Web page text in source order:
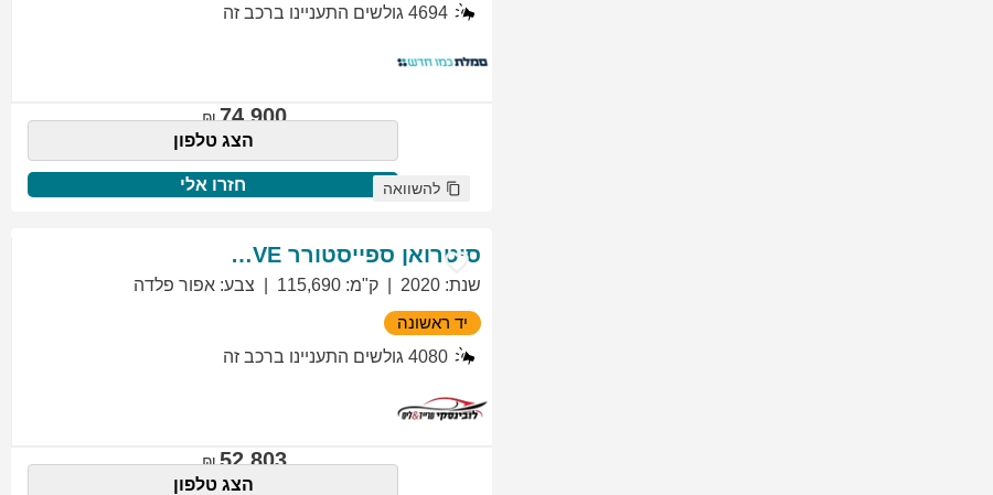
4694 גולשים התעניינו ברכב זה
74,900
הצג טלפון
חזרו אלי להשוואה
סיטרואן ספייסטורר EXCLUSIVE
שנת:
2020 ק"מ:
115,690 צבע: אפור פלדה
יד ראשונה
4080 גולשים התעניינו ברכב זה
52,803
הצג טלפון